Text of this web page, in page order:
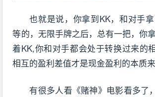
也就是说，你拿到KK，和对手
等的，无限手牌之后，总有一把，你
着KK,你和对手都会处于转换过来的
相互的盈利差值才是现金盈利的本质来
有很多人看《赌神》电影看多了